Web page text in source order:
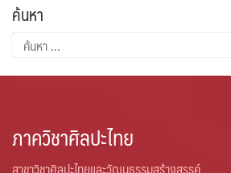
ค้นหา
ค้นหา
สำหรับ:
ภาควิชาศิลปะไทย